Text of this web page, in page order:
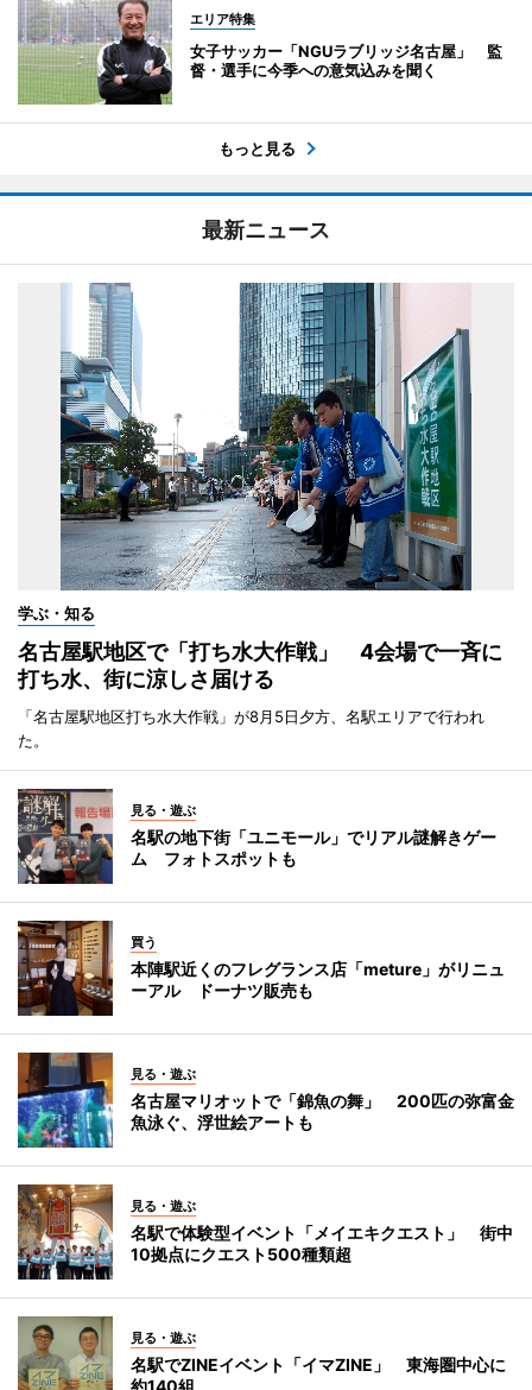
エリア特集
女子サッカー「NGUラブリッジ名古屋」 監
督・選手に今季への意気込みを聞く
もっと見る
最新ニュース
学ぶ・知る
名古屋駅地区で「打ち水大作戦」 4会場で一斉に
打ち水、街に涼しさ届ける
「名古屋駅地区打ち水大作戦」が8月5日夕方、名駅エリアで行われ
た。
見る・遊ぶ
名駅の地下街「ユニモール」でリアル謎解きゲー
ム フォトスポットも
買う
本陣駅近くのフレグランス店「meture」がリニュ
ーアル ドーナツ販売も
見る・遊ぶ
名古屋マリオットで「錦魚の舞」 200匹の弥富金
魚泳ぐ、浮世絵アートも
見る・遊ぶ
名駅で体験型イベント「メイエキクエスト」 街中
10拠点にクエスト500種類超
見る・遊ぶ
名駅でZINEイベント「イマZINE」 東海圏中心に
約140組